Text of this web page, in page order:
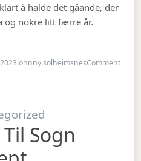
å halde det gåande, der
og nokre litt færre år.
johnny.solheimsnesCommenton
Sogn